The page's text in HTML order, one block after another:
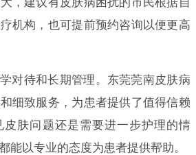
机构，也可提前预约咨询以便更高
对待和长期管理。东莞莞南皮肤病
细致服务，为患者提供了值得信赖
皮肤问题还是需要进一步护理的情
能以专业的态度为患者提供帮助。